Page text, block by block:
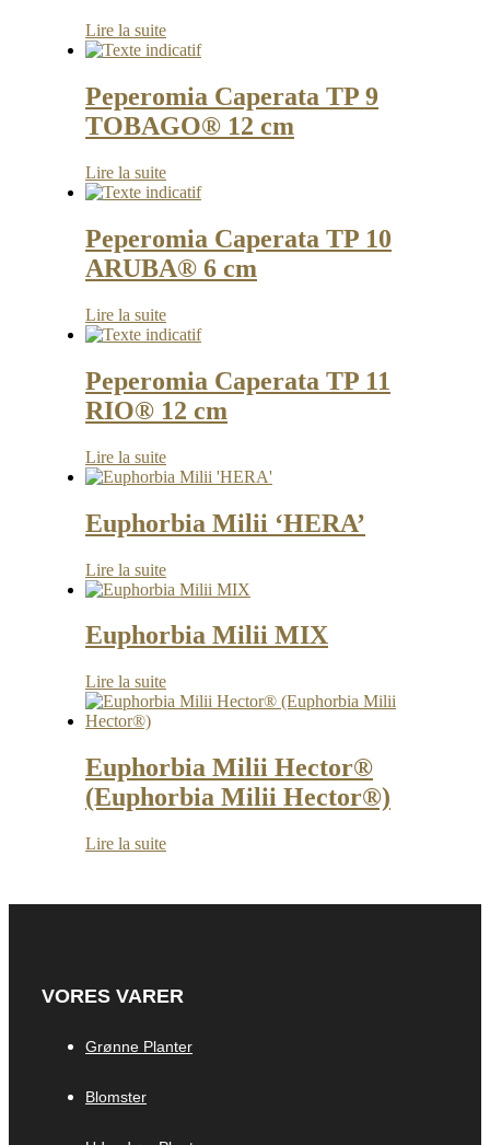
Lire la suite
Peperomia Caperata TP 9
TOBAGO® 12 cm
Lire la suite
Peperomia Caperata TP 10
ARUBA® 6 cm
Lire la suite
Peperomia Caperata TP 11
RIO® 12 cm
Lire la suite
Euphorbia Milii ‘HERA’
Lire la suite
Euphorbia Milii MIX
Lire la suite
Euphorbia Milii Hector®
(Euphorbia Milii Hector®)
Lire la suite
VORES VARER
Grønne Planter
Blomster